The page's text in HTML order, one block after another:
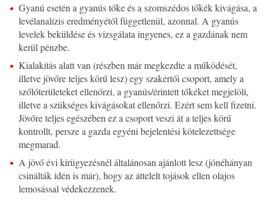
Gyanú esetén a gyanús tőke és a szomszédos tőkék kivágása, a
levélanalízis eredményétől függetlenül, azonnal. A gyanús
levelek beküldése és vizsgálata ingyenes, ez a gazdának nem
kerül pénzbe.
Kialakítás alatt van (részben már megkezdte a működését,
illetve jövőre teljes körű lesz) egy szakértői csoport, amely a
szőlőterületeket ellenőrzi, a gyanús/érintett tőkéket megjelöli,
illetve a szükséges kivágásokat ellenőrzi. Ezért sem kell fizetni.
Jövőre teljes egészében ez a csoport veszi át a teljes körű
kontrollt, persze a gazda egyéni bejelentési kötelezettsége
megmarad.
A jövő évi kirügyezésnél általánosan ajánlott lesz (jónéhányan
csinálták idén is már), hogy az áttelelt tojások ellen olajos
lemosással védekezzenek.